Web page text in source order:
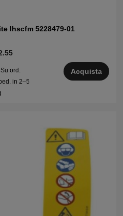
Ihscfm 5228479-01
Su ord.
in 2–5
Acquista